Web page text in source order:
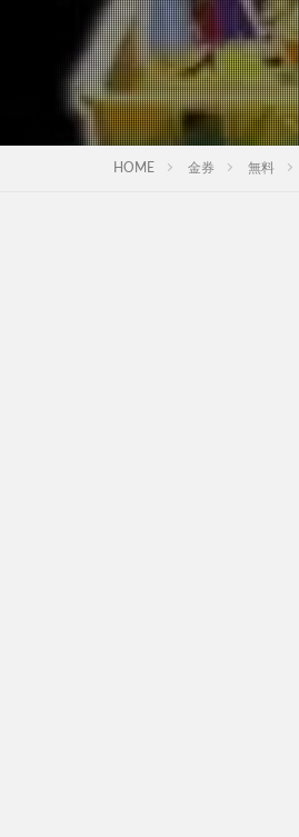
HOME 金券 無料